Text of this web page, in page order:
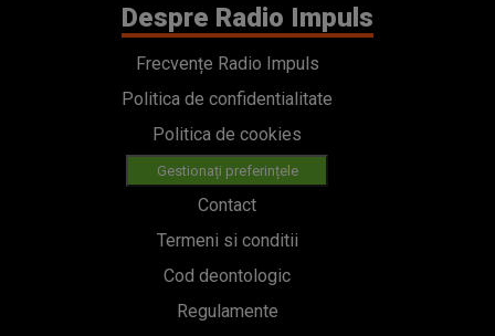
Despre Radio Impuls
Frecvențe Radio Impuls
Politica de confidentialitate
Politica de cookies
Gestionați preferințele
Contact
Termeni si conditii
Cod deontologic
Regulamente